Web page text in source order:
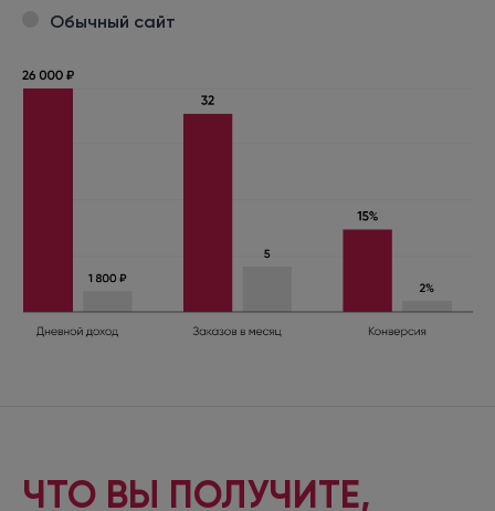
Обычный сайт
ЧТО ВЫ ПОЛУЧИТЕ,